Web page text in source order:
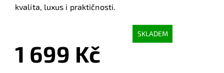
kvalita, luxus i praktičnosti.
SKLADEM
1 699 Kč